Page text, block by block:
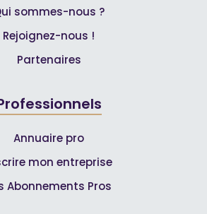
sommes-nous ?
Rejoignez-nous !
Partenaires
Annuaire pro
mon entreprise
Abonnements Pros